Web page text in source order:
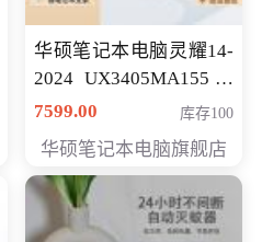
华硕笔记本电脑灵耀14-
2024 UX3405MA155冰
川银 oled 智慧轻薄本 会
7599.00 库存100
华硕笔记本电脑旗舰店